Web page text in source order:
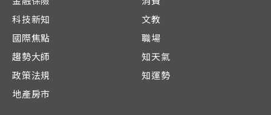
科技新知
國際焦點
趨勢大師
政策法規
地產房市
文教
職場
知天氣
知運勢